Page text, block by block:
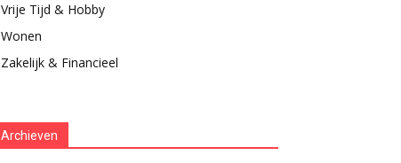
Vrije Tijd & Hobby
Wonen
Zakelijk & Financieel
Archieven